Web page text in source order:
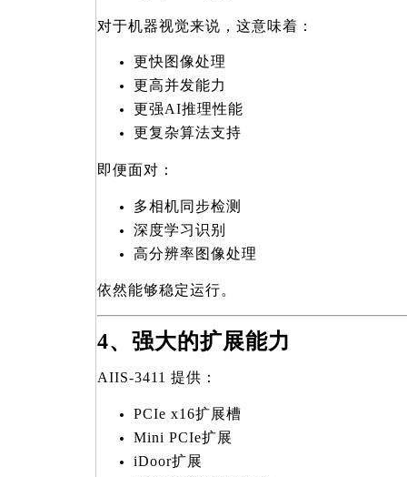
对于机器视觉来说，这意味着：
更快图像处理
更高并发能力
更强AI推理性能
更复杂算法支持
即便面对：
多相机同步检测
深度学习识别
高分辨率图像处理
依然能够稳定运行。
4、强大的扩展能力
AIIS-3411 提供：
PCIe x16扩展槽
Mini PCIe扩展
iDoor扩展